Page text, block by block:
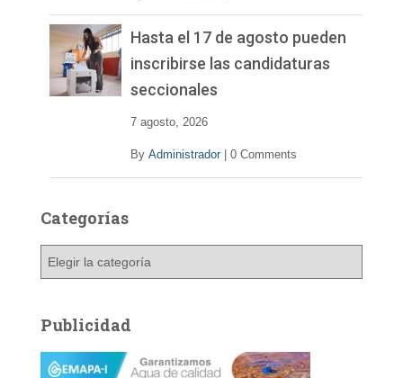
Hasta el 17 de agosto pueden
inscribirse las candidaturas
seccionales
7 agosto, 2026
By Administrador 0 Comments
Categorías
g
o
Publicidad